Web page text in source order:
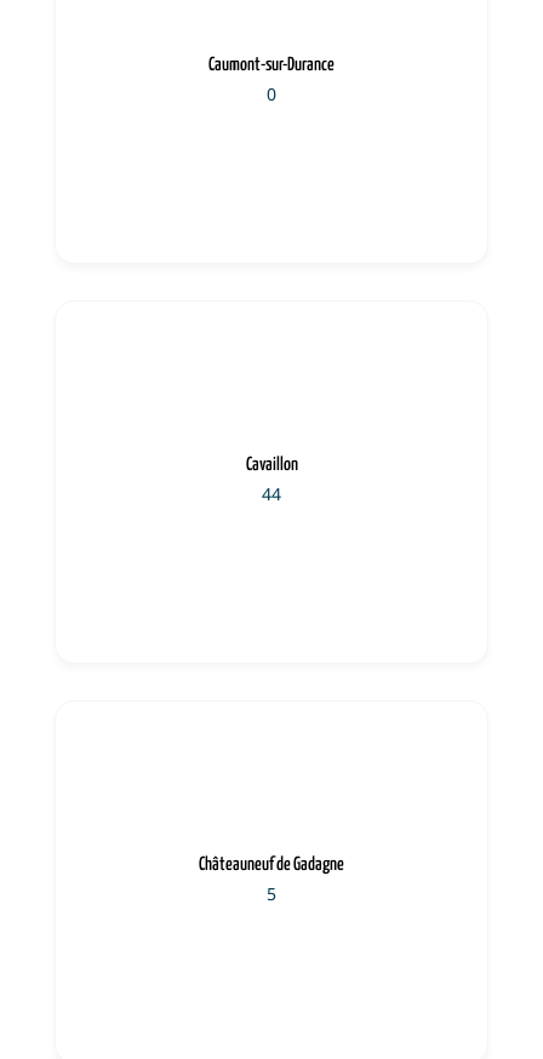
Caumont-sur-Durance
0
Cavaillon
44
Châteauneuf de Gadagne
5